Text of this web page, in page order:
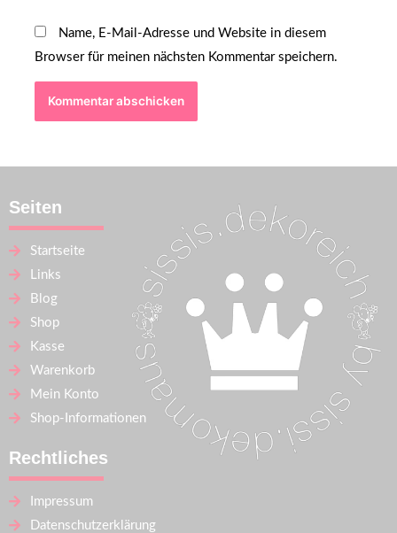
Name, E-Mail-Adresse und Website in diesem
Browser für meinen nächsten Kommentar speichern.
Seiten
Startseite
Links
Blog
Shop
Kasse
Warenkorb
Mein Konto
Shop-Informationen
Rechtliches
Impressum
Datenschutzerklärung